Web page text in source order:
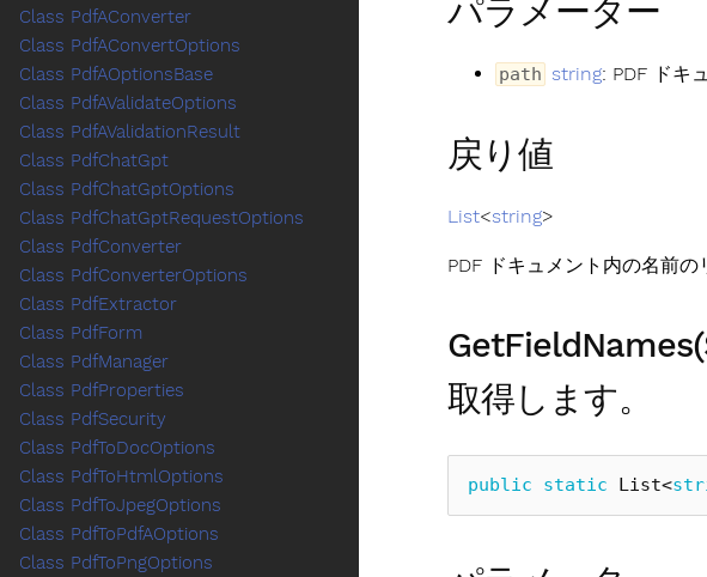
パラメーター
path string: PDF ドキ
戻り値
List<string>
PDF ドキュメント内の名前の
取得します。
public static List<
Class PdfAConverter
Class PdfAConvertOptions
Class PdfAOptionsBase
Class PdfAValidateOptions
Class PdfAValidationResult
Class PdfChatGpt
Class PdfChatGptOptions
Class PdfChatGptRequestOptions
Class PdfConverter
Class PdfConverterOptions
Class PdfExtractor
Class PdfForm
Class PdfManager
Class PdfProperties
Class PdfSecurity
Class PdfToDocOptions
Class PdfToHtmlOptions
Class PdfToJpegOptions
Class PdfToPdfAOptions
Class PdfToPngOptions